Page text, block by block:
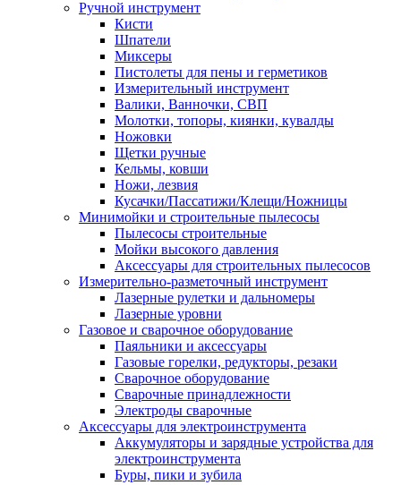
Ручной инструмент
Кисти
Шпатели
Миксеры
Пистолеты для пены и герметиков
Измерительный инструмент
Валики, Ванночки, СВП
Молотки, топоры, киянки, кувалды
Ножовки
Щетки ручные
Кельмы, ковши
Ножи, лезвия
Кусачки/Пассатижи/Клещи/Ножницы
Минимойки и строительные пылесосы
Пылесосы строительные
Мойки высокого давления
Аксессуары для строительных пылесосов
Измерительно-разметочный инструмент
Лазерные рулетки и дальномеры
Лазерные уровни
Газовое и сварочное оборудование
Паяльники и аксессуары
Газовые горелки, редукторы, резаки
Сварочное оборудование
Сварочные принадлежности
Электроды сварочные
Аксессуары для электроинструмента
Аккумуляторы и зарядные устройства для
электроинструмента
Буры, пики и зубила